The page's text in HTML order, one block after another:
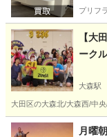
プリフラ
【大
ーク
大森駅
大田区の大森北/大森西/中
東京 大田区 大森駅
月曜